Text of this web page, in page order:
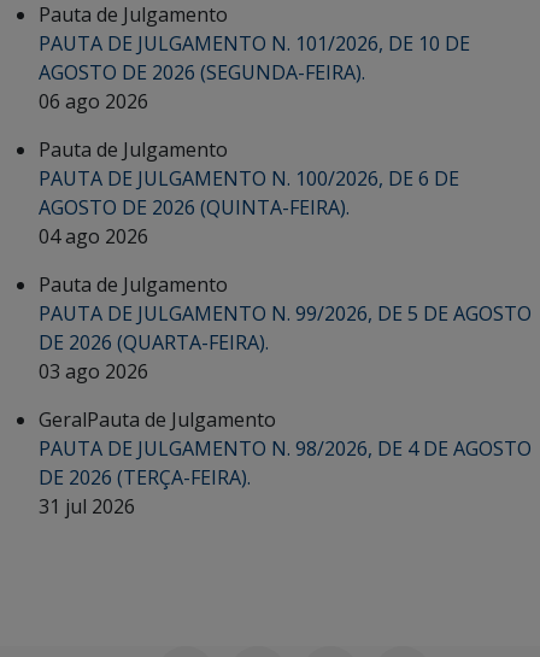
Pauta de Julgamento
PAUTA DE JULGAMENTO N. 101/2026, DE 10 DE
AGOSTO DE 2026 (SEGUNDA-FEIRA).
06 ago 2026
Pauta de Julgamento
PAUTA DE JULGAMENTO N. 100/2026, DE 6 DE
AGOSTO DE 2026 (QUINTA-FEIRA).
04 ago 2026
Pauta de Julgamento
PAUTA DE JULGAMENTO N. 99/2026, DE 5 DE AGOSTO
DE 2026 (QUARTA-FEIRA).
03 ago 2026
GeralPauta de Julgamento
PAUTA DE JULGAMENTO N. 98/2026, DE 4 DE AGOSTO
DE 2026 (TERÇA-FEIRA).
31 jul 2026